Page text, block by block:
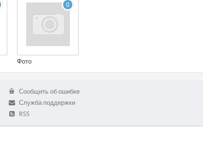
0
Фото
Сообщить об ошибке
Служба поддержки
RSS